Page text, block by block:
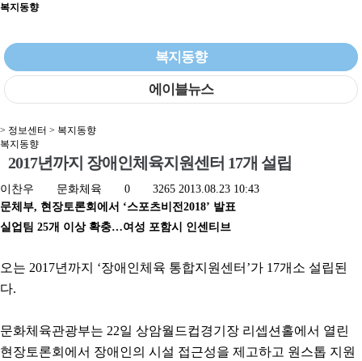
복지동향
복지동향
에이블뉴스
> 정보센터 > 복지동향
복지동향
2017년까지 장애인체육지원센터 17개 설립
이찬우 문화체육 0 3265 2013.08.23 10:43
문체부, 현장토론회에서 ‘스포츠비전2018’ 발표
실업팀 25개 이상 확충…여성 포함시 인센티브
오는 2017년까지 ‘장애인체육 통합지원센터’가 17개소 설립된
다.
문화체육관광부는 22일 상암월드컵경기장 리셉션홀에서 열린
현장토론회에서 장애인의 시설 접근성을 제고하고 원스톱 지원